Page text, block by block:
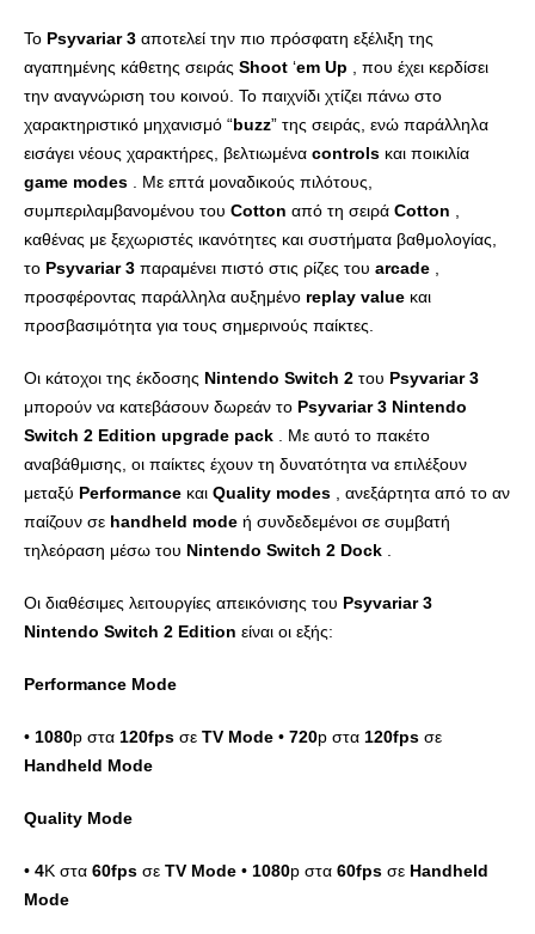
Το Psyvariar 3 αποτελεί την πιο πρόσφατη εξέλιξη της
αγαπημένης κάθετης σειράς Shoot ‘em Up , που έχει κερδίσει
την αναγνώριση του κοινού. Το παιχνίδι χτίζει πάνω στο
χαρακτηριστικό μηχανισμό “buzz” της σειράς, ενώ παράλληλα
εισάγει νέους χαρακτήρες, βελτιωμένα controls και ποικιλία
game modes . Με επτά μοναδικούς πιλότους,
συμπεριλαμβανομένου του Cotton από τη σειρά Cotton
καθένας με ξεχωριστές ικανότητες και συστήματα βαθμολογίας,
το Psyvariar 3 παραμένει πιστό στις ρίζες του arcade
προσφέροντας παράλληλα αυξημένο replay value και
προσβασιμότητα για τους σημερινούς παίκτες.
Οι κάτοχοι της έκδοσης Nintendo Switch 2 του Psyvariar 3
μπορούν να κατεβάσουν δωρεάν το Psyvariar 3 Nintendo
Switch 2 Edition upgrade pack . Με αυτό το πακέτο
αναβάθμισης, οι παίκτες έχουν τη δυνατότητα να επιλέξουν
μεταξύ Performance και Quality modes , ανεξάρτητα από το αν
παίζουν σε handheld mode ή συνδεδεμένοι σε συμβατή
τηλεόραση μέσω του Nintendo Switch 2 Dock
Οι διαθέσιμες λειτουργίες απεικόνισης του Psyvariar 3
Nintendo Switch 2 Edition είναι οι εξής:
Performance Mode
• 1080p στα 120fps σε TV Mode • 720p στα 120fps σε
Handheld Mode
Quality Mode
• 4K στα 60fps σε TV Mode • 1080p στα 60fps σε Handheld
Mode